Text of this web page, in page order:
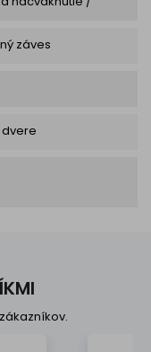
záves